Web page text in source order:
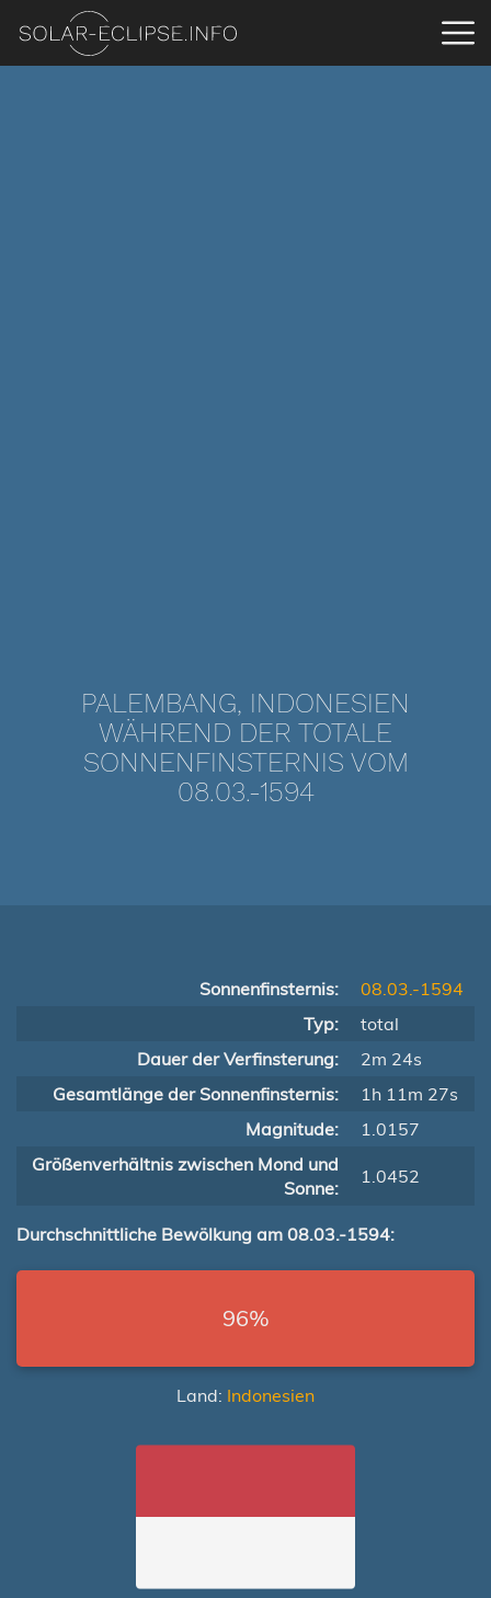
PALEMBANG, INDONESIEN
WÄHREND DER TOTALE
SONNENFINSTERNIS VOM
08.03.-1594
Sonnenfinsternis:
08.03.-1594
Typ:
total
Dauer der Verfinsterung:
2m 24s
Gesamtlänge der Sonnenfinsternis:
1h 11m 27s
Magnitude:
1.0157
Größenverhältnis zwischen Mond und
Sonne:
1.0452
Durchschnittliche Bewölkung am 08.03.-1594:
96%
Land: Indonesien